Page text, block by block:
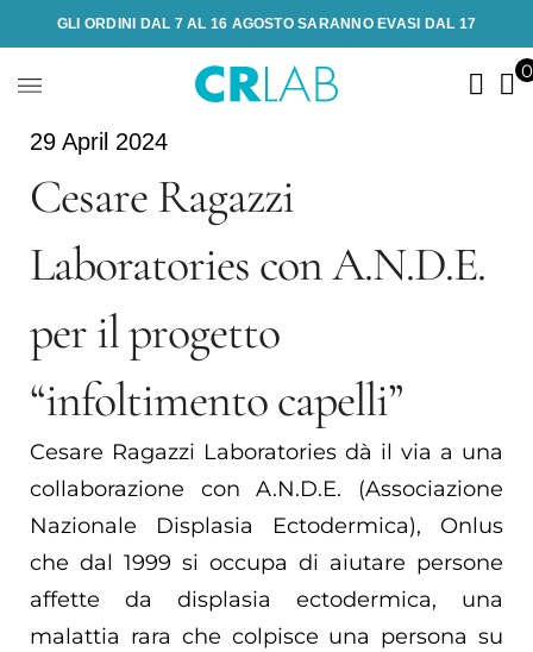
GLI ORDINI DAL 7 AL 16 AGOSTO SARANNO EVASI DAL 17
29 April 2024
Cesare Ragazzi
Laboratories con A.N.D.E.
per il progetto
“infoltimento capelli”
Cesare Ragazzi Laboratories dà il via a una
collaborazione con A.N.D.E. (Associazione
Nazionale Displasia Ectodermica), Onlus
che dal 1999 si occupa di aiutare persone
affette da displasia ectodermica, una
malattia rara che colpisce una persona su